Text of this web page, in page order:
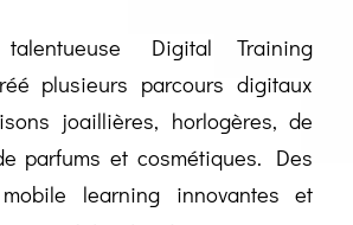
Digital Training
plusieurs parcours digitaux
joaillières, horlogères, de
parfums et cosmétiques. Des
learning innovantes et